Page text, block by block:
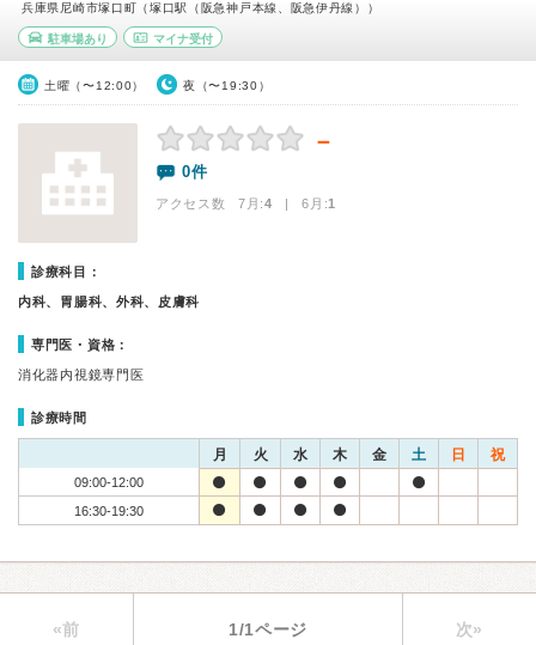
兵庫県尼崎市塚口町（塚口駅（阪急神戸本線、阪急伊丹線））
駐車場あり マイナ受付
土曜（〜12:00） 夜（〜19:30）
－
0件
アクセス数 7月:4 | 6月:1
診療科目：
内科、胃腸科、外科、皮膚科
専門医・資格：
消化器内視鏡専門医
診療時間
月 火 水 木 金 土 日 祝
09:00-12:00
16:30-19:30
«前 1/1ページ 次»